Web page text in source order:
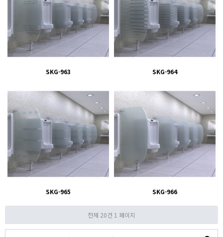
SKG-963 SKG-964
SKG-965 SKG-966
전체 20건 1 페이지